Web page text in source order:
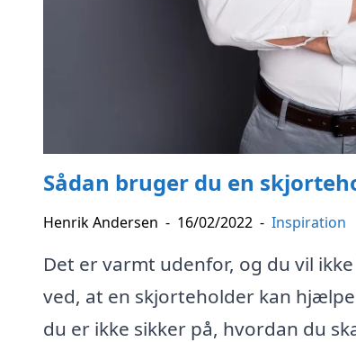
Sådan bruger du en
Henrik Andersen - 16/02/2022 - Inspiration
Det er varmt udenfor, og du vil
ved, at en skjorteholder kan
du er ikke sikker på, hvordan du